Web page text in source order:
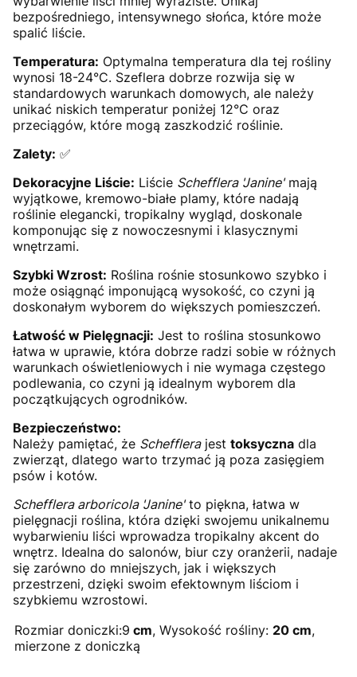
bezpośredniego, intensywnego słońca, które może
spalić liście.
Temperatura: Optymalna temperatura dla tej rośliny
wynosi 18-24°C. Szeflera dobrze rozwija się w
standardowych warunkach domowych, ale należy
unikać niskich temperatur poniżej 12°C oraz
przeciągów, które mogą zaszkodzić roślinie.
Zalety: ✅
Dekoracyjne Liście: Liście Schefflera 'Janine'mają
wyjątkowe, kremowo-białe plamy, które nadają
roślinie elegancki, tropikalny wygląd, doskonale
komponując się z nowoczesnymi i klasycznymi
wnętrzami.
Szybki Wzrost: Roślina rośnie stosunkowo szybko i
może osiągnąć imponującą wysokość, co czyni ją
doskonałym wyborem do większych pomieszczeń.
Łatwość w Pielęgnacji: Jest to roślina stosunkowo
łatwa w uprawie, która dobrze radzi sobie w różnych
warunkach oświetleniowych i nie wymaga częstego
podlewania, co czyni ją idealnym wyborem dla
początkujących ogrodników.
Bezpieczeństwo:
Należy pamiętać, że Schefflerajest toksyczna dla
zwierząt, dlatego warto trzymać ją poza zasięgiem
psów i kotów.
Schefflera arboricola 'Janine'to piękna, łatwa w
pielęgnacji roślina, która dzięki swojemu unikalnemu
wybarwieniu liści wprowadza tropikalny akcent do
wnętrz. Idealna do salonów, biur czy oranżerii, nadaje
się zarówno do mniejszych, jak i większych
przestrzeni, dzięki swoim efektownym liściom i
szybkiemu wzrostowi.
Rozmiar doniczki:9 cm, Wysokość rośliny: 20 cm,
mierzone z doniczką